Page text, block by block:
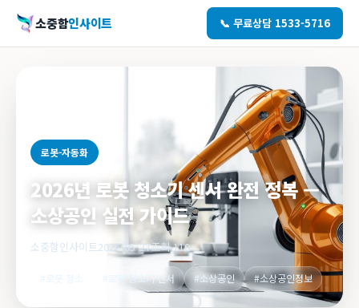
소중함인사이트 📞 무료상담 1533-5716
로봇-자동화
2026년 로봇 청소기 센서 완전 정복 —
소상공인 실전 가이드
소중함인사이트2026-05-27조회 110
#로봇 청소기 센서 #소상공인 #소상공인정보